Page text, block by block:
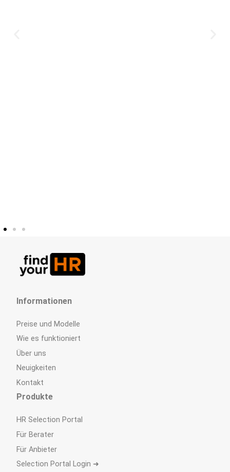
Informationen
Preise und Modelle
Wie es funktioniert
Über uns
Neuigkeiten
Kontakt
Produkte
HR Selection Portal
Für Berater
Für Anbieter
Selection Portal Login ➜